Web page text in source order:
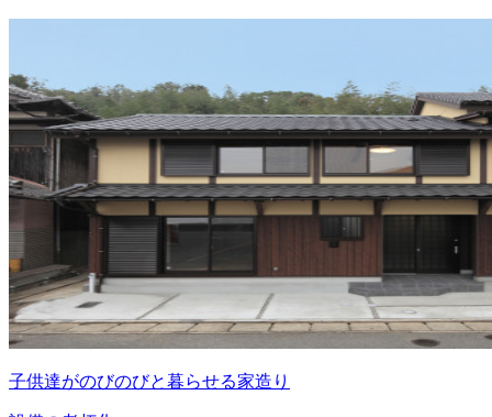
子供達がのびのびと暮らせる家造り